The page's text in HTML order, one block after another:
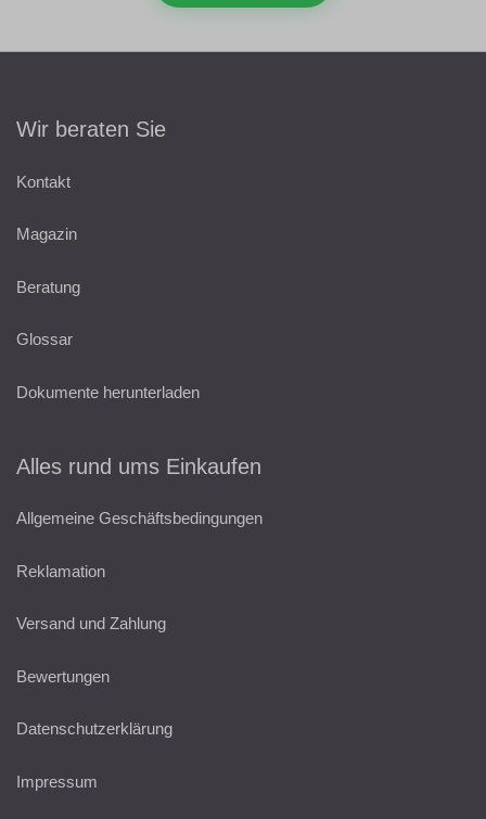
Wir beraten Sie
Kontakt
Magazin
Beratung
Glossar
Dokumente herunterladen
Alles rund ums Einkaufen
Allgemeine Geschäftsbedingungen
Reklamation
Versand und Zahlung
Bewertungen
Datenschutzerklärung
Impressum